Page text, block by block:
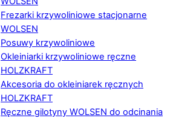
Frezarki krzywoliniowe stacjonarne
WOLSEN
Posuwy krzywoliniowe
Okleiniarki krzywoliniowe ręczne
HOLZKRAFT
Akcesoria do okleiniarek ręcznych
HOLZKRAFT
Ręczne gilotyny WOLSEN do odcinania